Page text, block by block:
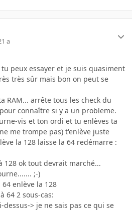
a
peux essayer et je suis quasiment
très sûr mais bon on peut se
RAM... arrête tous les check du
connaître si y a un probleme.
vis et ton ordi et tu enlèves ta
me trompe pas) t'enlève juste
la 128 laisse la 64 redémarre :
128 ok tout devrait marché...
;-)
enlève la 128
64 2 sous-cas:
> je ne sais pas ce qui se